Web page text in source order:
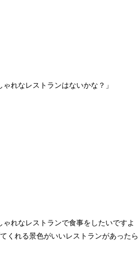
れなレストランはないかな？」
れなレストランで食事をしたいですよ
くれる景色がいいレストランがあったら